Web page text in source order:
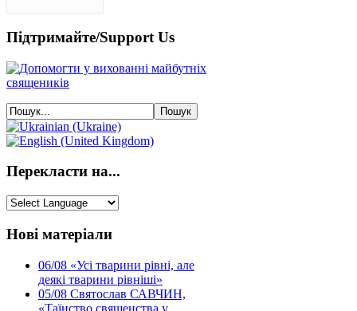
Підтримайте/Support Us
Перекласти на...
Нові матеріали
06/08 «Усі тварини рівні, але
деякі тварини рівніші»
05/08 Святослав САВЧИН,
«Таїнство священства у